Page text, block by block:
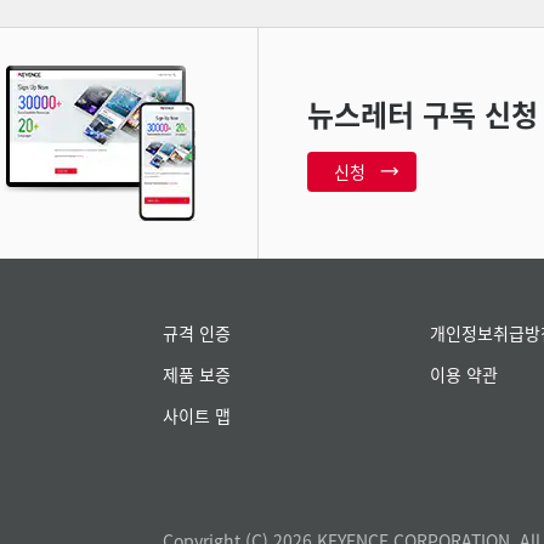
뉴스레터 구독 신청
신청
규격 인증
개인정보취급
제품 보증
이용 약관
사이트 맵